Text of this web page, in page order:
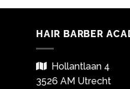
HAIR BARBER
Hollantlaan 4
3526 AM Utrecht